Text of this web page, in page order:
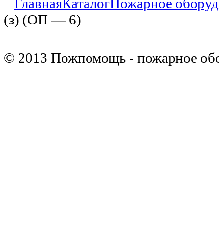
ГлавнаяКаталогПожарное
(з) (ОП — 6)
© 2013 Пожпомощь - пожарное